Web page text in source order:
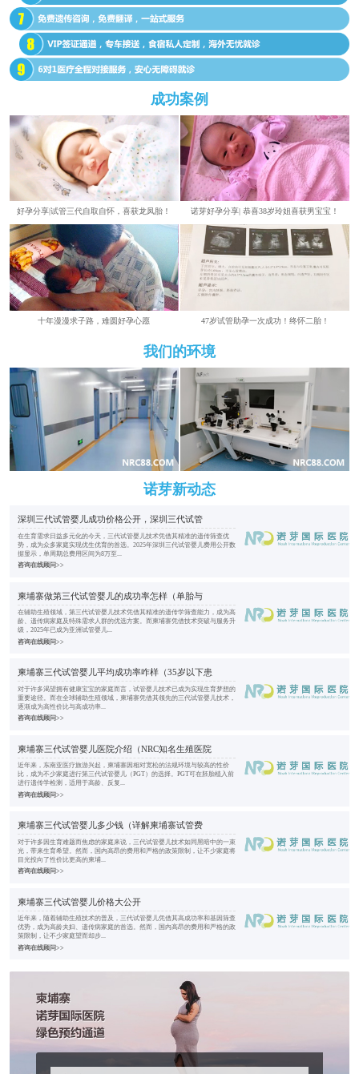
成功案例
好孕分享|试管三代自取自怀，喜获龙凤胎！ 诺芽好孕分享| 恭喜38岁玲姐喜获男宝宝！
​​十年漫漫求子路，难圆好孕心愿 47岁试管助孕一次成功！终怀二胎！
我们的环境
诺芽新动态
深圳三代试管婴儿成功价格公开，深圳三代试管
在生育需求日益多元化的今天，三代试管婴儿技术凭借其精准的遗传筛查优
势，成为众多家庭实现优生优育的首选。2025年深圳三代试管婴儿费用公开数
据显示，单周期总费用区间为8万至...
咨询在线顾问>>
柬埔寨做第三代试管婴儿的成功率怎样（单胎与
在辅助生殖领域，第三代试管婴儿技术凭借其精准的遗传学筛查能力，成为高
龄、遗传病家庭及特殊需求人群的优选方案。而柬埔寨凭借技术突破与服务升
级，2025年已成为亚洲试管婴儿...
咨询在线顾问>>
柬埔寨三代试管婴儿平均成功率咋样（35岁以下患
对于许多渴望拥有健康宝宝的家庭而言，试管婴儿技术已成为实现生育梦想的
重要途径。而在全球辅助生殖领域，柬埔寨凭借其领先的三代试管婴儿技术，
逐渐成为高性价比与高成功率...
咨询在线顾问>>
柬埔寨三代试管婴儿医院介绍（NRC知名生殖医院
近年来，东南亚医疗旅游兴起，柬埔寨因相对宽松的法规环境与较高的性价
比，成为不少家庭进行第三代试管婴儿（PGT）的选择。PGT可在胚胎植入前
进行遗传学检测，适用于高龄、反复...
咨询在线顾问>>
柬埔寨三代试管婴儿多少钱（详解柬埔寨试管费
对于许多因生育难题而焦虑的家庭来说，三代试管婴儿技术如同黑暗中的一束
光，带来生育希望。然而，国内高昂的费用和严格的政策限制，让不少家庭将
目光投向了性价比更高的柬埔...
咨询在线顾问>>
柬埔寨三代试管婴儿价格大公开
近年来，随着辅助生殖技术的普及，三代试管婴儿凭借其高成功率和基因筛查
优势，成为高龄夫妇、遗传病家庭的首选。然而，国内高昂的费用和严格的政
策限制，让不少家庭望而却步...
咨询在线顾问>>